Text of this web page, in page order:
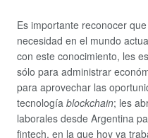
Es importante reconocer
necesidad en el mundo
con este conocimiento, les
sólo para administrar
para aprovechar las
tecnología blockchain; les
laborales desde Argentina
fintech, en la que hoy ya